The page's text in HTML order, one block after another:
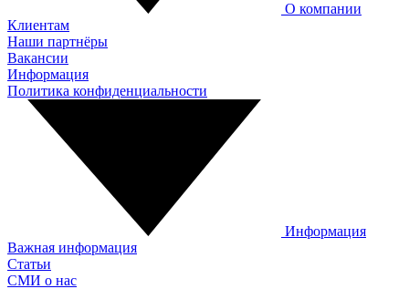
О компании
Клиентам
Наши партнёры
Вакансии
Информация
Политика конфиденциальности
Информация
Важная информация
Статьи
СМИ о нас